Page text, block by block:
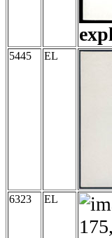
5445 EL
6323 EL